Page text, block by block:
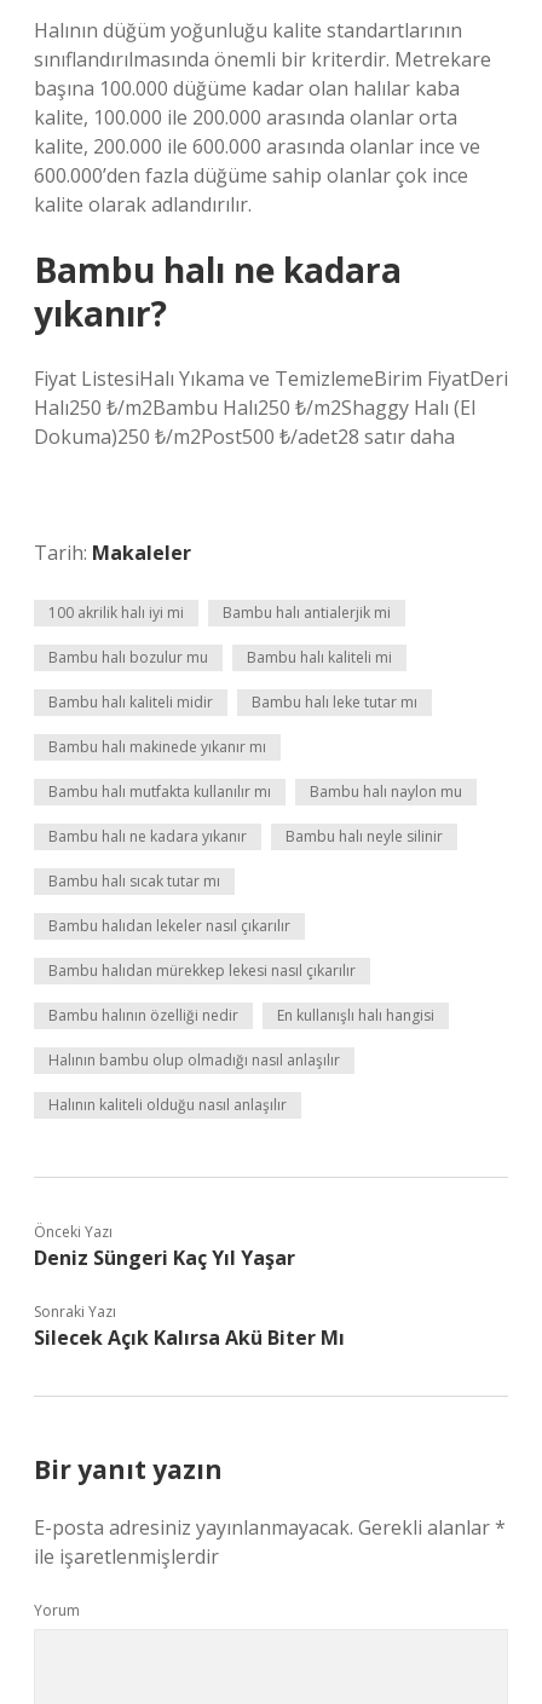
Halının düğüm yoğunluğu kalite standartlarının
sınıflandırılmasında önemli bir kriterdir. Metrekare
başına 100.000 düğüme kadar olan halılar kaba
kalite, 100.000 ile 200.000 arasında olanlar orta
kalite, 200.000 ile 600.000 arasında olanlar ince ve
600.000’den fazla düğüme sahip olanlar çok ince
kalite olarak adlandırılır.
Bambu halı ne kadara
yıkanır?
Fiyat ListesiHalı Yıkama ve TemizlemeBirim FiyatDeri
Halı250 ₺/m2Bambu Halı250 ₺/m2Shaggy Halı (El
Dokuma)250 ₺/m2Post500 ₺/adet28 satır daha
Tarih: Makaleler
100 akrilik halı iyi mi Bambu halı antialerjik mi
Bambu halı bozulur mu Bambu halı kaliteli mi
Bambu halı kaliteli midir Bambu halı leke tutar mı
Bambu halı makinede yıkanır mı
Bambu halı mutfakta kullanılır mı Bambu halı naylon mu
Bambu halı ne kadara yıkanır Bambu halı neyle silinir
Bambu halı sıcak tutar mı
Bambu halıdan lekeler nasıl çıkarılır
Bambu halıdan mürekkep lekesi nasıl çıkarılır
Bambu halının özelliği nedir En kullanışlı halı hangisi
Halının bambu olup olmadığı nasıl anlaşılır
Halının kaliteli olduğu nasıl anlaşılır
Önceki Yazı
Deniz Süngeri Kaç Yıl Yaşar
Sonraki Yazı
Silecek Açık Kalırsa Akü Biter Mı
Bir yanıt yazın
E-posta adresiniz yayınlanmayacak. Gerekli alanlar*
ile işaretlenmişlerdir
Yorum